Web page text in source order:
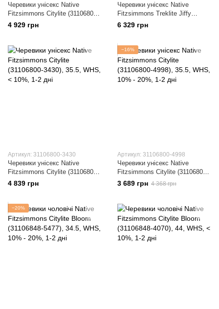
Черевики унісекс Native
Fitzsimmons Citylite (31106800-
6320)
4 929 грн
Черевики унісекс Native
Fitzsimmons Treklite Jiffy
Black/Dublin Grey (41100630-
6 329 грн
Артикул: 31106800-3430
Черевики унісекс Native
Fitzsimmons Citylite (31106800-
3430)
4 839 грн
−16%
Артикул: 31106800-4998
Черевики унісекс Native
Fitzsimmons Citylite (31106800-
4998)
3 689 грн 4 368 грн
−20%